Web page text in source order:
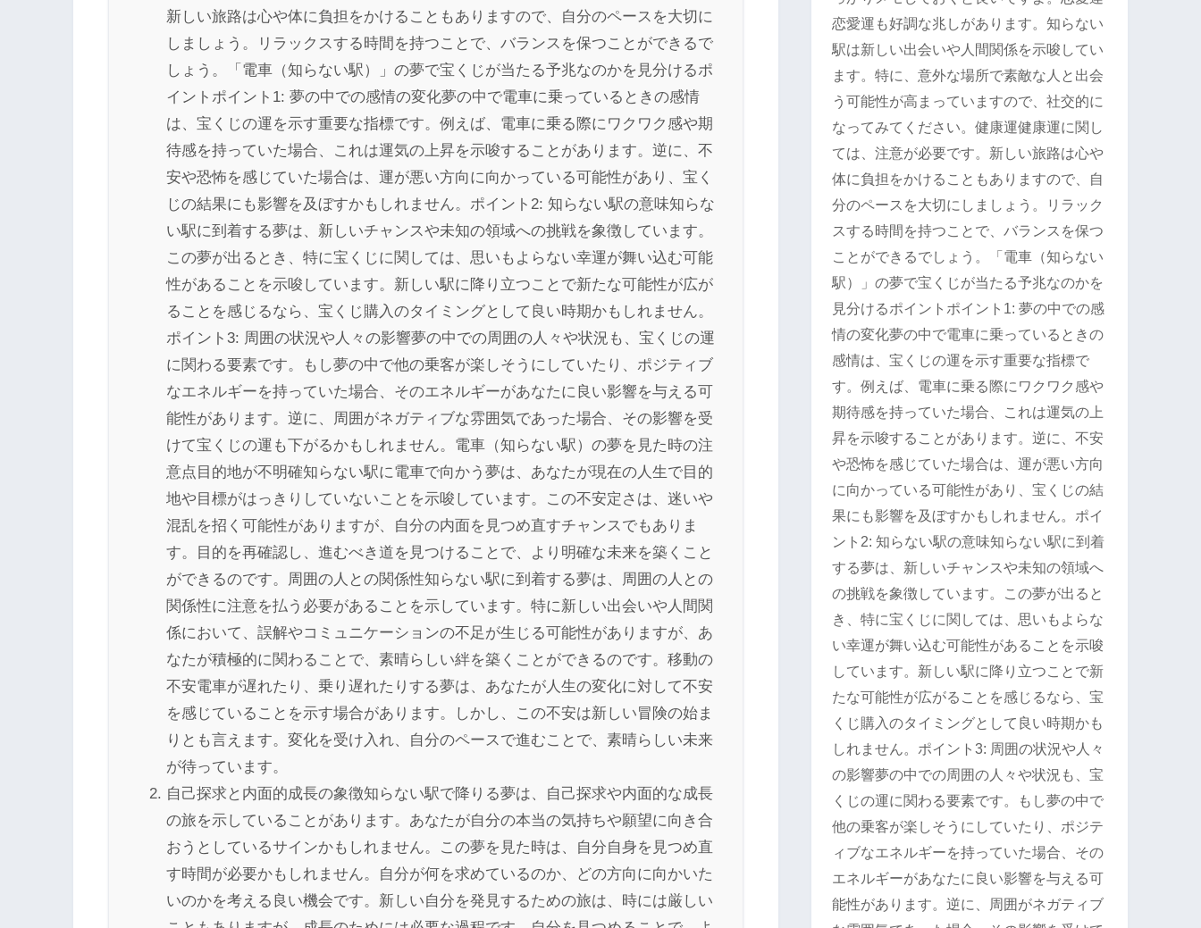
新しい旅路は心や体に負担をかけることもありますので、自分のペースを大切に
しましょう。リラックスする時間を持つことで、バランスを保つことができるで
しょう。「電車（知らない駅）」の夢で宝くじが当たる予兆なのかを見分けるポ
イントポイント1: 夢の中での感情の変化夢の中で電車に乗っているときの感情
は、宝くじの運を示す重要な指標です。例えば、電車に乗る際にワクワク感や期
待感を持っていた場合、これは運気の上昇を示唆することがあります。逆に、不
安や恐怖を感じていた場合は、運が悪い方向に向かっている可能性があり、宝く
じの結果にも影響を及ぼすかもしれません。ポイント2: 知らない駅の意味知らな
い駅に到着する夢は、新しいチャンスや未知の領域への挑戦を象徴しています。
この夢が出るとき、特に宝くじに関しては、思いもよらない幸運が舞い込む可能
性があることを示唆しています。新しい駅に降り立つことで新たな可能性が広が
ることを感じるなら、宝くじ購入のタイミングとして良い時期かもしれません。
ポイント3: 周囲の状況や人々の影響夢の中での周囲の人々や状況も、宝くじの運
に関わる要素です。もし夢の中で他の乗客が楽しそうにしていたり、ポジティブ
なエネルギーを持っていた場合、そのエネルギーがあなたに良い影響を与える可
能性があります。逆に、周囲がネガティブな雰囲気であった場合、その影響を受
けて宝くじの運も下がるかもしれません。電車（知らない駅）の夢を見た時の注
意点目的地が不明確知らない駅に電車で向かう夢は、あなたが現在の人生で目的
地や目標がはっきりしていないことを示唆しています。この不安定さは、迷いや
混乱を招く可能性がありますが、自分の内面を見つめ直すチャンスでもありま
す。目的を再確認し、進むべき道を見つけることで、より明確な未来を築くこと
ができるのです。周囲の人との関係性知らない駅に到着する夢は、周囲の人との
関係性に注意を払う必要があることを示しています。特に新しい出会いや人間関
係において、誤解やコミュニケーションの不足が生じる可能性がありますが、あ
なたが積極的に関わることで、素晴らしい絆を築くことができるのです。移動の
不安電車が遅れたり、乗り遅れたりする夢は、あなたが人生の変化に対して不安
を感じていることを示す場合があります。しかし、この不安は新しい冒険の始ま
りとも言えます。変化を受け入れ、自分のペースで進むことで、素晴らしい未来
が待っています。
自己探求と内面的成長の象徴知らない駅で降りる夢は、自己探求や内面的な成長
の旅を示していることがあります。あなたが自分の本当の気持ちや願望に向き合
おうとしているサインかもしれません。この夢を見た時は、自分自身を見つめ直
す時間が必要かもしれません。自分が何を求めているのか、どの方向に向かいた
いのかを考える良い機会です。新しい自分を発見するための旅は、時には厳しい
恋愛運も好調な兆しがあります。知らない
駅は新しい出会いや人間関係を示唆してい
ます。特に、意外な場所で素敵な人と出会
う可能性が高まっていますので、社交的に
なってみてください。健康運健康運に関し
ては、注意が必要です。新しい旅路は心や
体に負担をかけることもありますので、自
分のペースを大切にしましょう。リラック
スする時間を持つことで、バランスを保つ
ことができるでしょう。「電車（知らない
駅）」の夢で宝くじが当たる予兆なのかを
見分けるポイントポイント1: 夢の中での感
情の変化夢の中で電車に乗っているときの
感情は、宝くじの運を示す重要な指標で
す。例えば、電車に乗る際にワクワク感や
期待感を持っていた場合、これは運気の上
昇を示唆することがあります。逆に、不安
や恐怖を感じていた場合は、運が悪い方向
に向かっている可能性があり、宝くじの結
果にも影響を及ぼすかもしれません。ポイ
ント2: 知らない駅の意味知らない駅に到着
する夢は、新しいチャンスや未知の領域へ
の挑戦を象徴しています。この夢が出ると
き、特に宝くじに関しては、思いもよらな
い幸運が舞い込む可能性があることを示唆
しています。新しい駅に降り立つことで新
たな可能性が広がることを感じるなら、宝
くじ購入のタイミングとして良い時期かも
しれません。ポイント3: 周囲の状況や人々
の影響夢の中での周囲の人々や状況も、宝
くじの運に関わる要素です。もし夢の中で
他の乗客が楽しそうにしていたり、ポジテ
ィブなエネルギーを持っていた場合、その
エネルギーがあなたに良い影響を与える可
能性があります。逆に、周囲がネガティブ